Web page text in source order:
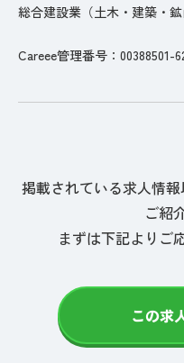
総合建設業（土木・建築・鉱
Careee管理番号：00388501-
掲載されている求人情
ご紹
まずは下記よりご
この求